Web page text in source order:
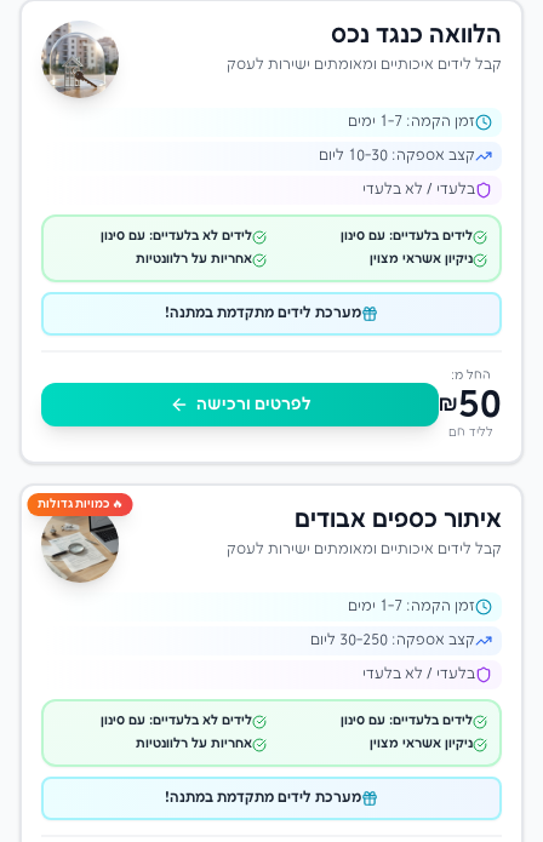
הלוואה כנגד נכס
קבל לידים איכותיים ומאומתים ישירות לעסק
זמן הקמה: 1 -7 ימים
קצב אספקה: 10-30 ליום
בלעדי / לא בלעדי
לידים בלעדיים: עם סינון
לידים לא בלעדיים: עם סינון
ניקיון אשראי מצוין
אחריות על רלוונטיות
מערכת לידים מתקדמת במתנה!
החל מ:
₪50
לליד חם
לפרטים ורכישה
איתור כספים אבודים
קבל לידים איכותיים ומאומתים ישירות לעסק
🔥 כמויות גדולות
זמן הקמה: 1 -7 ימים
קצב אספקה: 30-250 ליום
בלעדי / לא בלעדי
לידים בלעדיים: עם סינון
לידים לא בלעדיים: עם סינון
ניקיון אשראי מצוין
אחריות על רלוונטיות
מערכת לידים מתקדמת במתנה!